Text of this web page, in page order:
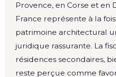
Provence, en Corse et en
France représente à la
patrimoine architectural
juridique rassurante. La
résidences secondaires,
reste perçue comme